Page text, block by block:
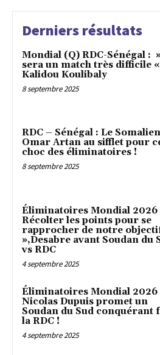
Derniers résultats
Mondial (Q) RDC-Sénégal :
sera un match très difficile
Kalidou Koulibaly
8 septembre 2025
RDC – Sénégal : Le Somalien
Omar Artan au sifflet pour
choc des éliminatoires !
8 septembre 2025
Éliminatoires Mondial 2026
Récolter les points pour se
rapprocher de notre
»,Desabre avant Soudan du
vs RDC
4 septembre 2025
Éliminatoires Mondial 2026
Nicolas Dupuis promet un
Soudan du Sud conquérant
la RDC !
4 septembre 2025